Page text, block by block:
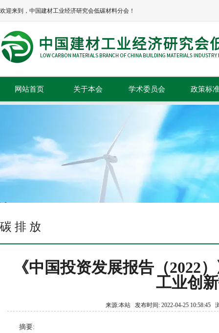
欢迎来到，中国建材工业经济研究会低碳材料分会！
网站首页 关于本会
协会领导
学术委员会 政策标
标准规范
碳 排 放
《中国投资发展报告（2022
工业创
来源:本站 发布时间: 2022-04-25 10:58:45
摘要: